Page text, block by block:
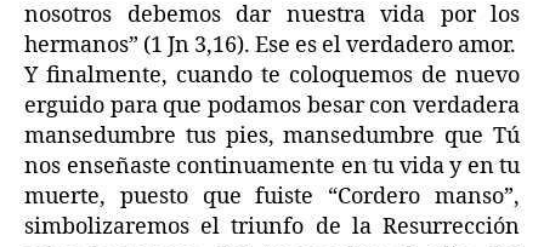
nosotros debemos dar nuestra vida por los
hermanos” (1 Jn 3,16). Ese es el verdadero amor.
Y finalmente, cuando te coloquemos de nuevo
erguido para que podamos besar con verdadera
mansedumbre tus pies, mansedumbre que Tú
nos enseñaste continuamente en tu vida y en tu
muerte, puesto que fuiste “Cordero manso”,
simbolizaremos el triunfo de la Resurrección